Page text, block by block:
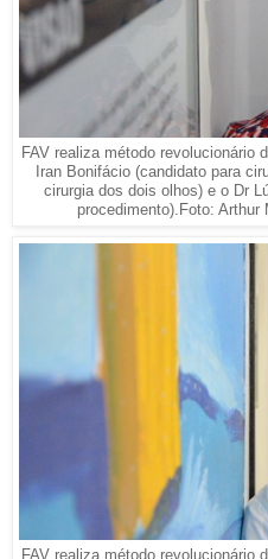
FAV realiza método revolucionário
Iran Bonifácio (candidato para
cirurgia dos dois olhos) e o Dr
procedimento).Foto: Arthur
FAV realiza método revolucionário